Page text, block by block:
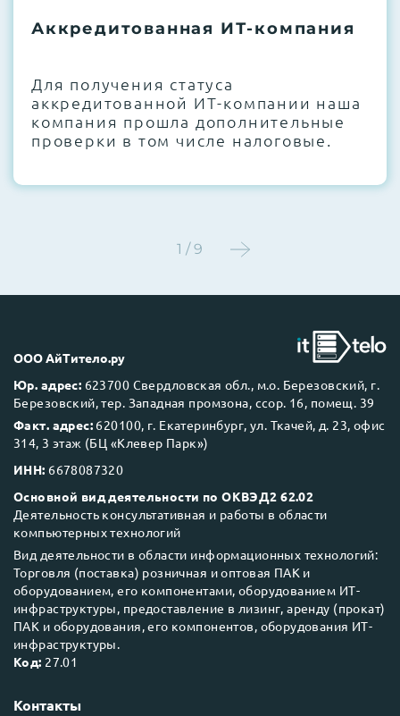
CMOS и вентиляторов при необходимости
нагрузкой в течение 72 часов для
проверки стабильности всех подсистем
Этап 5:
Next Business Day (NBD)
Аккредитованная ИТ-компания
Для получения статуса
аккредитованной ИТ-компании наша
компания прошла дополнительные
проверки в том числе налоговые.
1 / 9
ООО АйТитело.ру
Юр. адрес: 623700 Свердловская обл., м.о. Березовский, г.
Березовский, тер. Западная промзона, ссор. 16, помещ. 39
Факт. адрес: 620100, г. Екатеринбург, ул. Ткачей, д. 23, офис
314, 3 этаж (БЦ «Клевер Парк»)
ИНН: 6678087320
Основной вид деятельности по ОКВЭД2 62.02
Деятельность консультативная и работы в области
компьютерных технологий
Вид деятельности в области информационных технологий:
Торговля (поставка) розничная и оптовая ПАК и
оборудованием, его компонентами, оборудованием ИТ-
инфраструктуры, предоставление в лизинг, аренду (прокат)
ПАК и оборудования, его компонентов, оборудования ИТ-
инфраструктуры.
Код: 27.01
Контакты